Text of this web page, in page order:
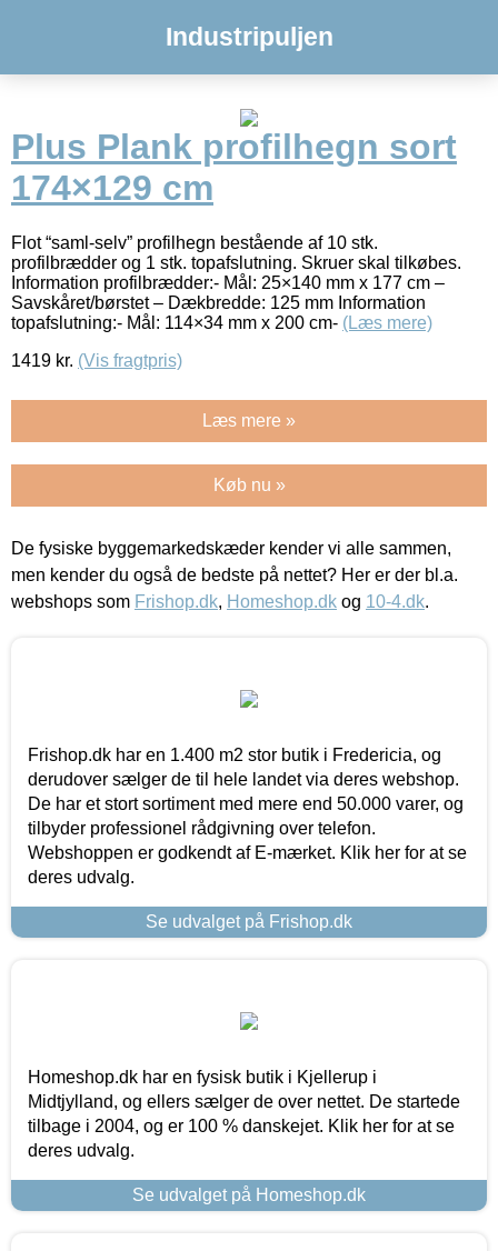
Industripuljen
Plus Plank profilhegn sort
174×129 cm
Flot “saml-selv” profilhegn bestående af 10 stk.
profilbrædder og 1 stk. topafslutning. Skruer skal tilkøbes.
Information profilbrædder:- Mål: 25×140 mm x 177 cm –
Savskåret/børstet – Dækbredde: 125 mm Information
topafslutning:- Mål: 114×34 mm x 200 cm- (Læs mere)
1419 kr. (Vis fragtpris)
Læs mere »
Køb nu »
De fysiske byggemarkedskæder kender vi alle sammen,
men kender du også de bedste på nettet? Her er der bl.a.
webshops som Frishop.dk, Homeshop.dk og 10-4.dk.
Frishop.dk har en 1.400 m2 stor butik i Fredericia, og
derudover sælger de til hele landet via deres webshop.
De har et stort sortiment med mere end 50.000 varer, og
tilbyder professionel rådgivning over telefon.
Webshoppen er godkendt af E-mærket. Klik her for at se
deres udvalg.
Se udvalget på Frishop.dk
Homeshop.dk har en fysisk butik i Kjellerup i
Midtjylland, og ellers sælger de over nettet. De startede
tilbage i 2004, og er 100 % danskejet. Klik her for at se
deres udvalg.
Se udvalget på Homeshop.dk